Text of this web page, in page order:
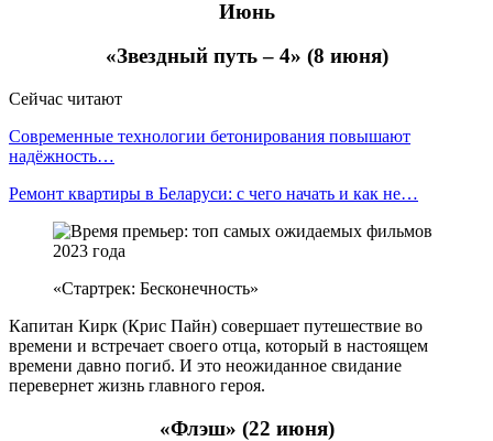
Июнь
«Звездный путь – 4» (8 июня)
Сейчас читают
Современные технологии бетонирования повышают
надёжность…
Ремонт квартиры в Беларуси: с чего начать и как не…
«Стартрек: Бесконечность»
Капитан Кирк (Крис Пайн) совершает путешествие во
времени и встречает своего отца, который в настоящем
времени давно погиб. И это неожиданное свидание
перевернет жизнь главного героя.
«Флэш» (22 июня)